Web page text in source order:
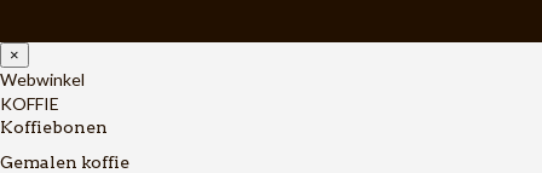
×
Webwinkel
KOFFIE
Koffiebonen
Gemalen koffie